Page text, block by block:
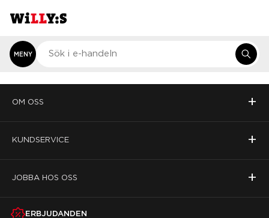
MENY
OM OSS +
KUNDSERVICE +
JOBBA HOS OSS +
ERBJUDANDEN